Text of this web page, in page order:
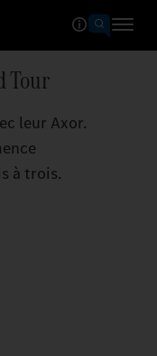
Tour
leur Axor.
à trois.